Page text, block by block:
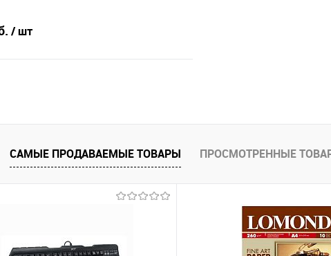
/ шт
в 1 клик
Сравнение
В наличии
САМЫЕ ПРОДАВАЕМЫЕ ТОВАРЫ ПРОСМОТРЕННЫЕ